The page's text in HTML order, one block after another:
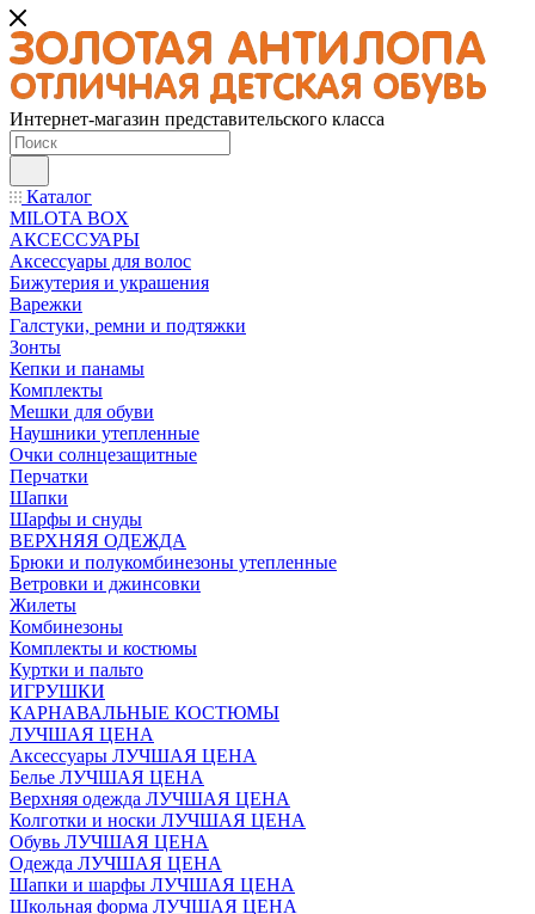
Интернет-магазин представительского класса
Каталог
MILOTA BOX
АКСЕССУАРЫ
Аксессуары для волос
Бижутерия и украшения
Варежки
Галстуки, ремни и подтяжки
Зонты
Кепки и панамы
Комплекты
Мешки для обуви
Наушники утепленные
Очки солнцезащитные
Перчатки
Шапки
Шарфы и снуды
ВЕРХНЯЯ ОДЕЖДА
Брюки и полукомбинезоны утепленные
Ветровки и джинсовки
Жилеты
Комбинезоны
Комплекты и костюмы
Куртки и пальто
ИГРУШКИ
КАРНАВАЛЬНЫЕ КОСТЮМЫ
ЛУЧШАЯ ЦЕНА
Аксессуары ЛУЧШАЯ ЦЕНА
Белье ЛУЧШАЯ ЦЕНА
Верхняя одежда ЛУЧШАЯ ЦЕНА
Колготки и носки ЛУЧШАЯ ЦЕНА
Обувь ЛУЧШАЯ ЦЕНА
Одежда ЛУЧШАЯ ЦЕНА
Шапки и шарфы ЛУЧШАЯ ЦЕНА
Школьная форма ЛУЧШАЯ ЦЕНА